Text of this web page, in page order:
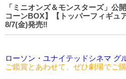
「ミニオンズ＆モンスターズ」公
コーンBOX】【トッパーフィギュ
8/7(金)発売‼️
ローソン・ユナイテッドシネマ グ
ご鑑賞とあわせて、ぜひ劇場でご